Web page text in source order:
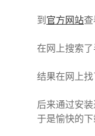
到官方网站
在网上搜索
结果在网上
后来通过安
于是愉快的下